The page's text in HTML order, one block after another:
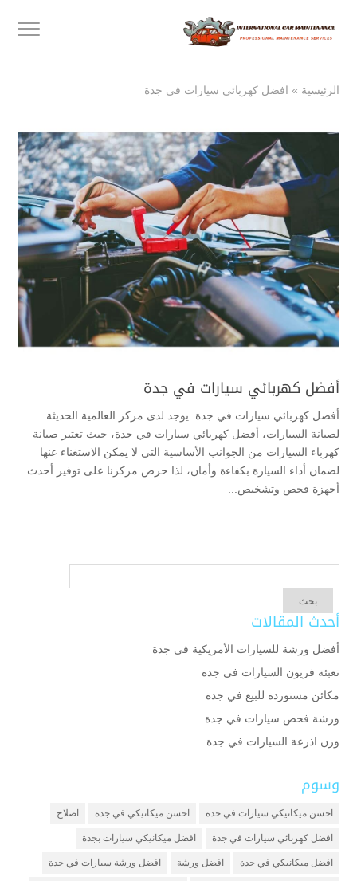
الرئيسية » افضل كهربائي سيارات في جدة
أفضل كهربائي سيارات في جدة
أفضل كهربائي سيارات في جدة يوجد لدى مركز العالمية الحديثة
لصيانة السيارات، أفضل كهربائي سيارات في جدة، حيث تعتبر صيانة
كهرباء السيارات من الجوانب الأساسية التي لا يمكن الاستغناء عنها
لضمان أداء السيارة بكفاءة وأمان، لذا حرص مركزنا على توفير أحدث
أجهزة فحص وتشخيص...
أحدث المقالات
أفضل ورشة للسيارات الأمريكية في جدة
تعبئة فريون السيارات في جدة
مكائن مستوردة للبيع في جدة
ورشة فحص سيارات في جدة
وزن اذرعة السيارات في جدة
وسوم
احسن ميكانيكي سيارات في جدة احسن ميكانيكي في جدة اصلاح
افضل كهربائي سيارات في جدة افضل ميكانيكي سيارات بجدة
افضل ميكانيكي في جدة افضل ورشة افضل ورشة سيارات في جدة